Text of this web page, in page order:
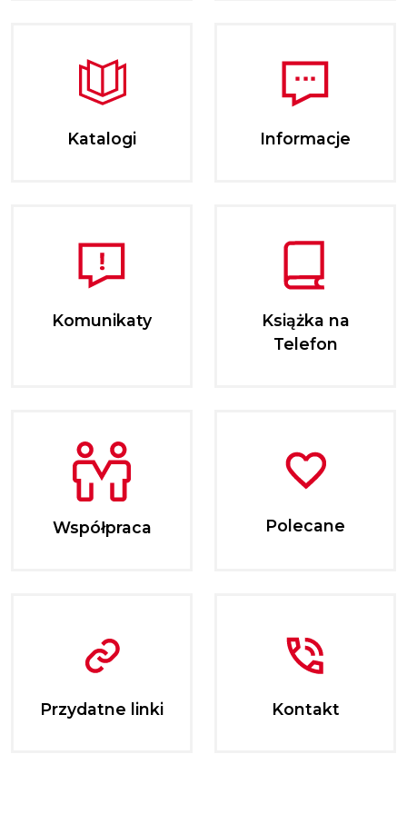
Katalogi Informacje
Komunikaty
Książka na
Telefon
Współpraca Polecane
Przydatne linki Kontakt